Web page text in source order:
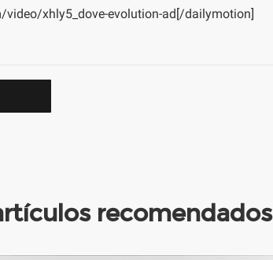
xhly5_dove-evolution-ad[/dailymotion]
recomendados